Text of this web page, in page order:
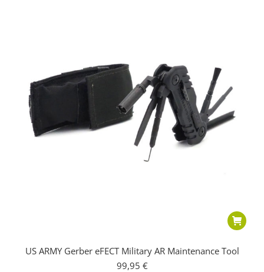
US ARMY Gerber eFECT Military AR Maintenance Tool
99,95 €